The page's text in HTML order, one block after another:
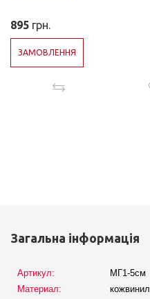
895 грн.
ЗАМОВЛЕННЯ
Загальна інформація
Артикул:
МГ1-5см
Материал:
кожвинил